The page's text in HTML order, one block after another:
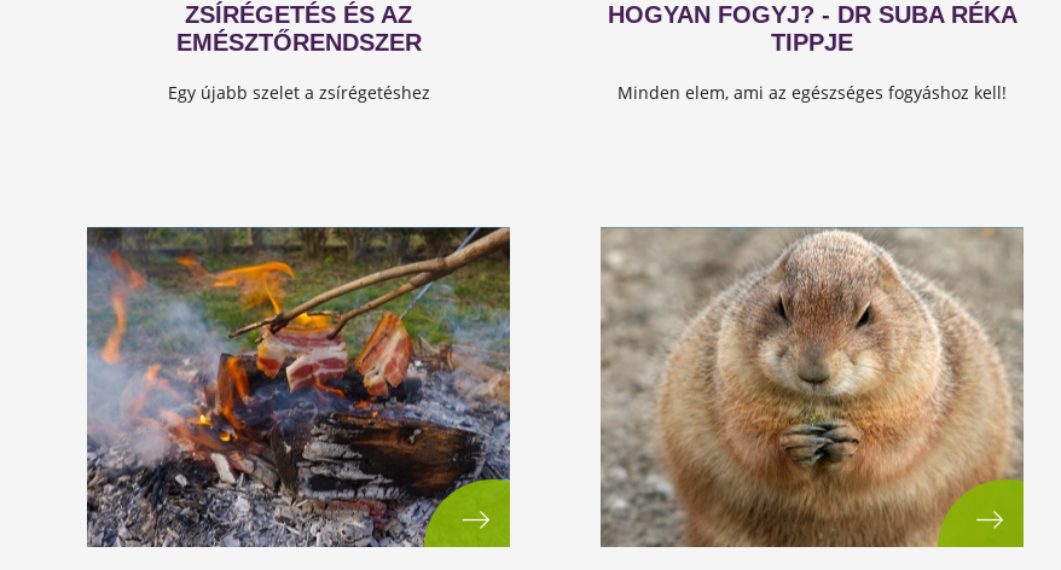
ZSÍRÉGETÉS ÉS AZ
EMÉSZTŐRENDSZER
Egy újabb szelet a zsírégetéshez
HOGYAN FOGYJ? - DR SUBA RÉKA
TIPPJE
Minden elem, ami az egészséges fogyáshoz kell!